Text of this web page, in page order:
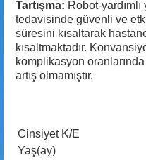
Tartışma: Robot-
tedavisinde güvenli ve
süresini kısaltarak
kısaltmaktadır.
komplikasyon
artış olmamıştır.
Cinsiyet K/E
Yaş(ay)